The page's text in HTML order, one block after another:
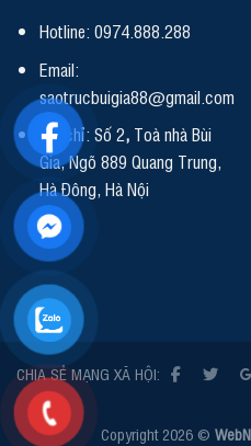
Hotline: 0974.888.288
Email:
saotrucbuigia88@gmail.com
Địa chỉ: Số 2, Toà nhà Bùi
Gia, Ngõ 889 Quang Trung,
Hà Đông, Hà Nội
CHIA SẺ MẠNG XÃ HỘI:
Copyright 2026 ©